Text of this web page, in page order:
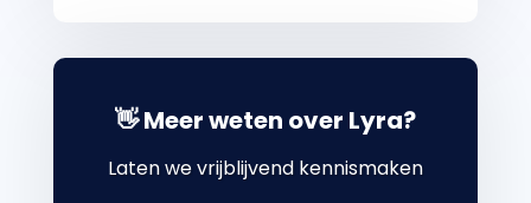
👋 Meer weten over Lyra?
Laten we vrijblijvend kennismaken